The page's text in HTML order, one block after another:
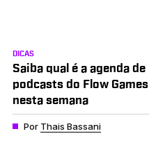
DICAS
Saiba qual é a agenda de
podcasts do Flow Games
nesta semana
Por Thais Bassani